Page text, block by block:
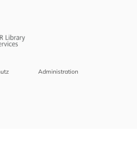
Administration